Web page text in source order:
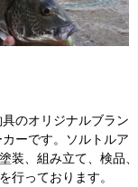
のオリジナルブラン
ーです。ソルトルア
装、組み立て、検品、
行っております。